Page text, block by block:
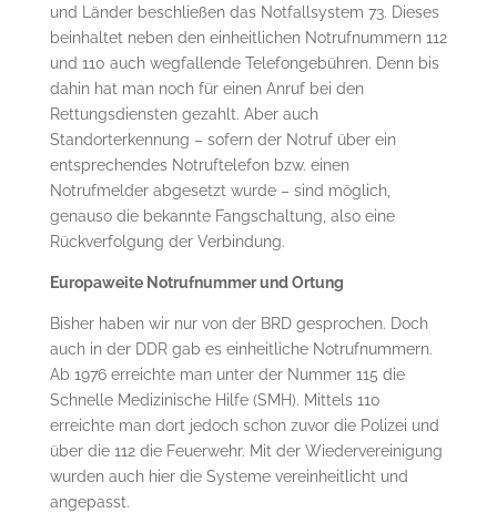
und Länder beschließen das Notfallsystem 73. Dieses
beinhaltet neben den einheitlichen Notrufnummern 112
und 110 auch wegfallende Telefongebühren. Denn bis
dahin hat man noch für einen Anruf bei den
Rettungsdiensten gezahlt. Aber auch
Standorterkennung – sofern der Notruf über ein
entsprechendes Notruftelefon bzw. einen
Notrufmelder abgesetzt wurde – sind möglich,
genauso die bekannte Fangschaltung, also eine
Rückverfolgung der Verbindung.
Europaweite Notrufnummer und Ortung
Bisher haben wir nur von der BRD gesprochen. Doch
auch in der DDR gab es einheitliche Notrufnummern.
Ab 1976 erreichte man unter der Nummer 115 die
Schnelle Medizinische Hilfe (SMH). Mittels 110
erreichte man dort jedoch schon zuvor die Polizei und
über die 112 die Feuerwehr. Mit der Wiedervereinigung
wurden auch hier die Systeme vereinheitlicht und
angepasst.